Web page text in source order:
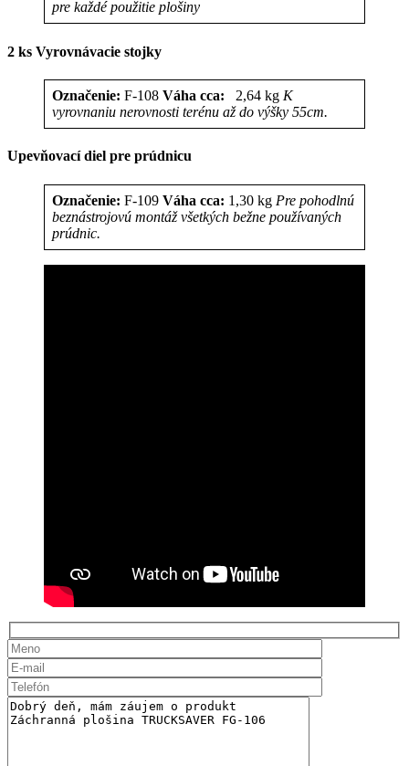
pre každé použitie plošiny
2 ks Vyrovnávacie stojky
Označenie: F-108 Váha cca: 2,64 kg K
vyrovnaniu nerovnosti terénu až do výšky 55cm.
Upevňovací diel pre prúdnicu
Označenie: F-109 Váha cca: 1,30 kg Pre pohodlnú
beznástrojovú montáž všetkých bežne používaných
prúdnic.